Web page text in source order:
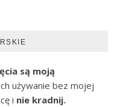
są moją
używanie bez mojej
i nie kradnij.